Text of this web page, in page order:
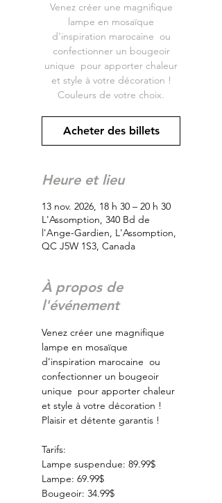
Venez créer une magnifique
lampe en mosaïque
d’inspiration marocaine ou
confectionner un bougeoir
unique pour apporter chaleur
et style à votre décoration !
Couleurs de votre choix.
Acheter des billets
Heure et lieu
13 nov. 2026, 18 h 30 – 20 h 30
L'Assomption, 340 Bd de
l'Ange-Gardien, L'Assomption,
QC J5W 1S3, Canada
À propos de
l'événement
Venez créer une magnifique
lampe en mosaïque
d’inspiration marocaine  ou
confectionner un bougeoir
unique  pour apporter chaleur
et style à votre décoration !
Plaisir et détente garantis !
Tarifs:
Lampe suspendue: 89.99$
Lampe: 69.99$
Bougeoir: 34.99$